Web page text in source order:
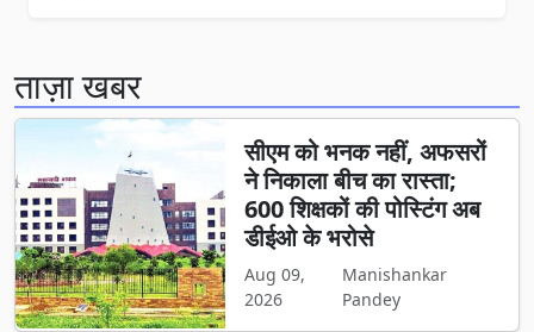
ताज़ा खबर
सीएम को भनक नहीं, अफसरों
ने निकाला बीच का रास्ता;
600 शिक्षकों की पोस्टिंग अब
डीईओ के भरोसे
Aug 09,
2026
Manishankar
Pandey